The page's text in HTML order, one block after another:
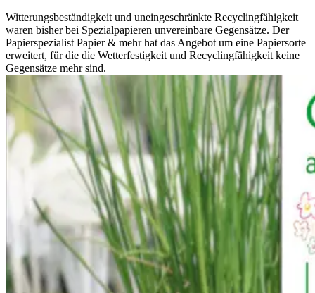
Witterungsbeständigkeit und uneingeschränkte Recyclingfähigkeit
waren bisher bei Spezialpapieren unvereinbare Gegensätze. Der
Papierspezialist Papier & mehr hat das Angebot um eine Papiersorte
erweitert, für die die Wetterfestigkeit und Recyclingfähigkeit keine
Gegensätze mehr sind.